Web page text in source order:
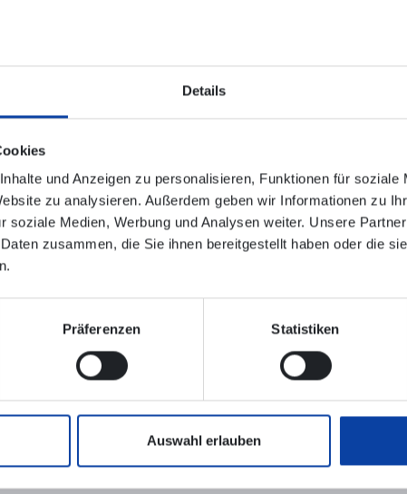
Details
und Anzeigen zu personalisieren, Funktionen für soziale
zu analysieren. Außerdem geben wir Informationen zu
soziale Medien, Werbung und Analysen weiter. Unsere
zusammen, die Sie ihnen bereitgestellt haben oder die
Präferenzen Statistiken
Auswahl erlauben
E-Mail Adresse*
die Jahresgebühr von 9 Euro einmalig von meinem Konto
und erteile ein entsprechendes SEPA-Lastschriftmandat.
Eingang des Antrages.
einzuziehen. Zugleich weise ich hiermit mein
einzulösen. Ich kann innerhalb von acht Wochen,